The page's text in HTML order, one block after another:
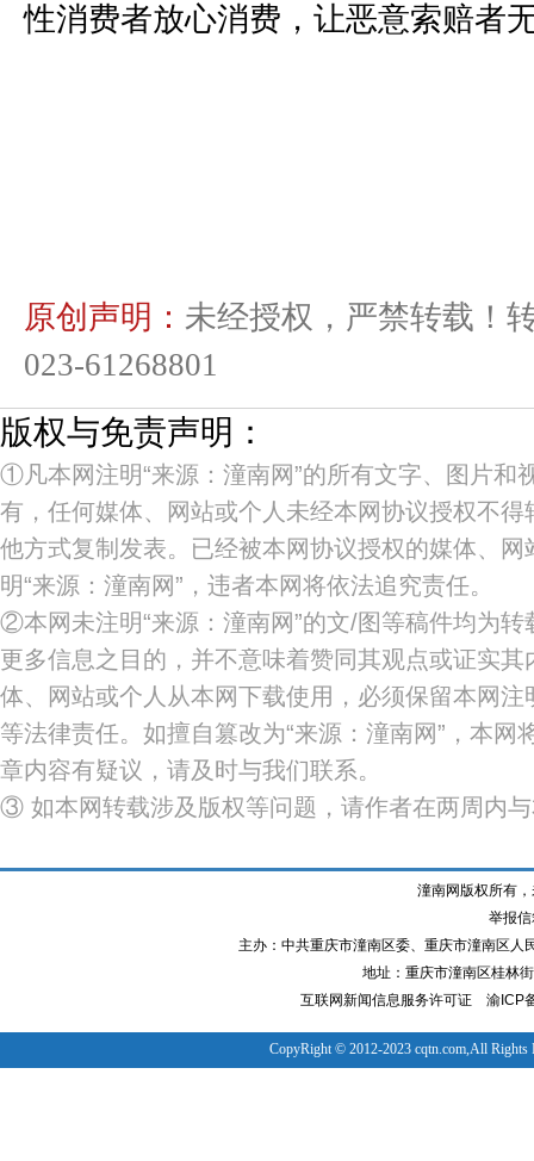
性消费者放心消费，让恶意索赔者
原创声明： 未经授权，严禁转载！
023-61268801
版权与免责声明：
①凡本网注明“来源：潼南网”的所有文字、图片和
有，任何媒体、网站或个人未经本网协议授权不
他方式复制发表。已经被本网协议授权的媒体、
明“来源：潼南网”，违者本网将依法追究责任。
②本网未注明“来源：潼南网”的文/图等稿件均为
更多信息之目的，并不意味着赞同其观点或证实
体、网站或个人从本网下载使用，必须保留本网注
等法律责任。如擅自篡改为“来源：潼南网”，本网
章内容有疑议，请及时与我们联系。
③ 如本网转载涉及版权等问题，请作者在两周内
潼南网版权所有
举报
主办：中共重庆市潼南区委、重庆市潼南区
地址：重庆市潼南区桂林
互联网新闻信息服务许可证
渝ICP
CopyRight © 2012-2023 cqtn.com,All Rights